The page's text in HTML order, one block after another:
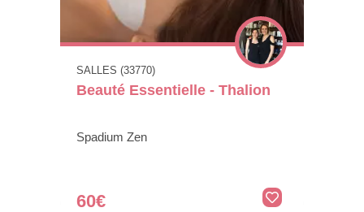
SALLES (33770)
Beauté Essentielle - Thalion
Spadium Zen
60€